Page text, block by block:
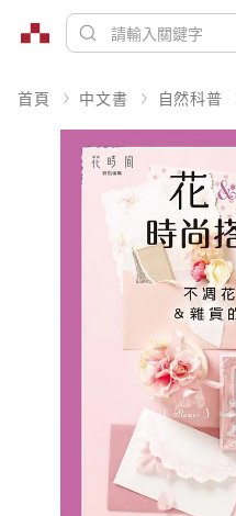
首頁 中文書 自然科普